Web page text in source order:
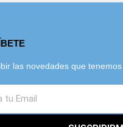
las novedades que tenemos